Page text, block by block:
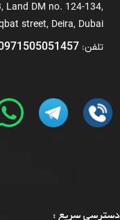
Land DM no. 124-134,
street, Deira, Dubai
تلفن:
دسترسی سریع :